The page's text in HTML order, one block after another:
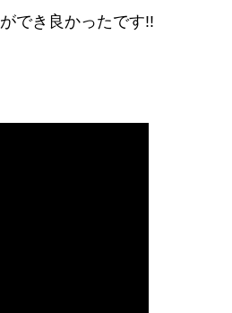
でき良かったです!!